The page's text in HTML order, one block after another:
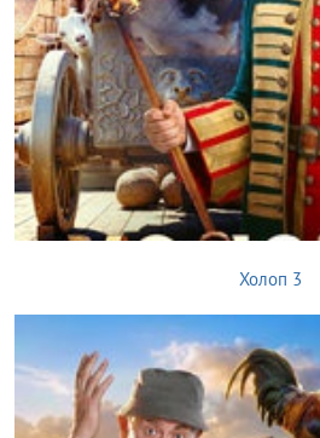
Холоп 3